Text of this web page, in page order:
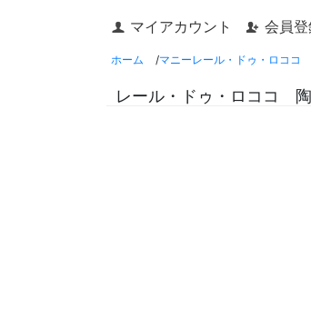
マイアカウント
会員
ホーム /マニーレール・ドゥ・ロココ
レール・ドゥ・ロココ